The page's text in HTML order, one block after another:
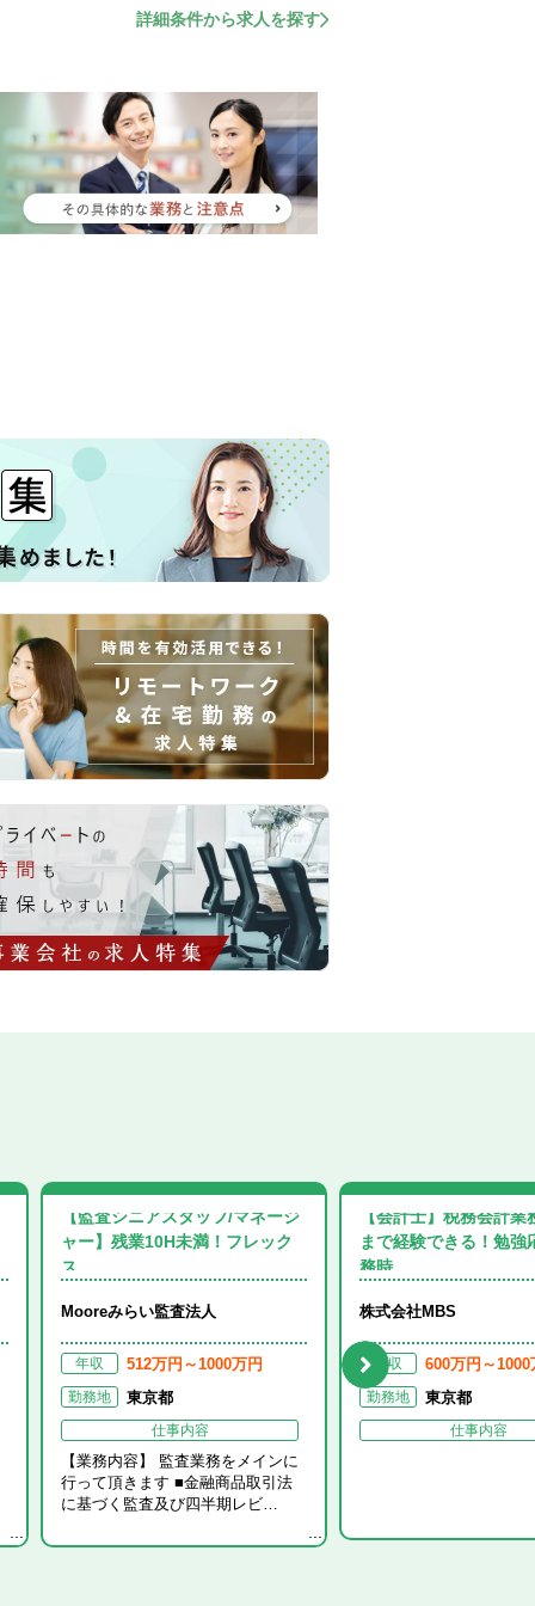
詳細条件から求人を探す
Mooreみらい監査法人
【監査シニアスタッフ/マネージ
ャー】残業10H未満！フレック
ス…
年収 512万円～1000万円
勤務地 東京都
仕事内容
【業務内容】 監査業務をメインに
行って頂きます ■金融商品取引法
に基づく監査及び四半期レビ…
株式会社MBS
【会計士】税務会計業
まで経験できる！勉
務時…
年収 600万円～1000
勤務地 東京都
仕事内容